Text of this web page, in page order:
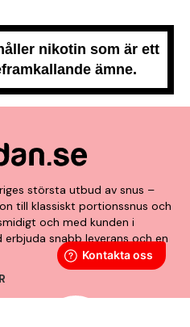
nikotin som är ett
ämne.
största utbud av snus –
till klassiskt portionssnus och
och med kunden i
snabb leverans och en